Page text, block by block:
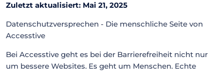
Zuletzt aktualisiert: Mai 21, 2025
Datenschutzversprechen - Die menschliche Seite von
Accesstive
Bei Accesstive geht es bei der Barrierefreiheit nicht nur
um bessere Websites. Es geht um Menschen. Echte